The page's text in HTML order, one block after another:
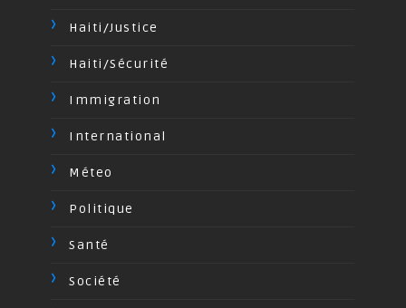
Haiti/Justice
Haiti/Sécurité
Immigration
International
Méteo
Politique
Santé
Société